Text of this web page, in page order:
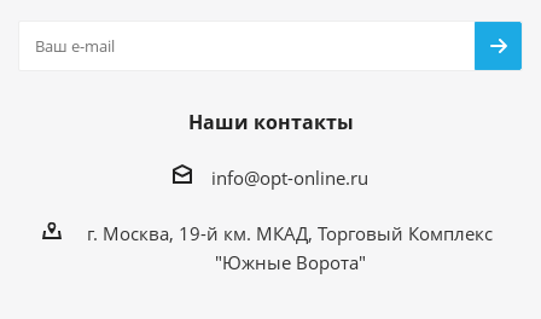
Наши контакты
info@opt-online.ru
г. Москва, 19-й км. МКАД, Торговый Комплекс
"Южные Ворота"